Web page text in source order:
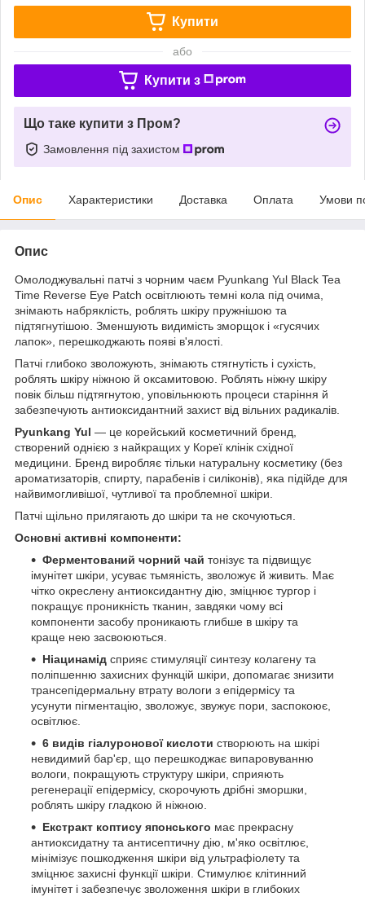
Купити
або
Купити з
Що таке купити з Пром?
Замовлення під захистом
Опис Характеристики Доставка Оплата Умови
Опис
Омолоджувальні патчі з чорним чаєм Pyunkang Yul Black Tea
Time Reverse Eye Patch освітлюють темні кола під очима,
знімають набряклість, роблять шкіру пружнішою та
підтягнутішою. Зменшують видимість зморщок і «гусячих
лапок», перешкоджають появі в'ялості.
Патчі глибоко зволожують, знімають стягнутість і сухість,
роблять шкіру ніжною й оксамитовою. Роблять ніжну шкіру
повік більш підтягнутою, уповільнюють процеси старіння й
забезпечують антиоксидантний захист від вільних радикалів.
Pyunkang Yul — це корейський косметичний бренд,
створений однією з найкращих у Кореї клінік східної
медицини. Бренд виробляє тільки натуральну косметику (без
ароматизаторів, спирту, парабенів і силіконів), яка підійде для
найвимогливішої, чутливої та проблемної шкіри.
Патчі щільно прилягають до шкіри та не скочуються.
Основні активні компоненти:
Ферментований чорний чай тонізує та підвищує
імунітет шкіри, усуває тьмяність, зволожує й живить. Має
чітко окреслену антиоксидантну дію, зміцнює тургор і
покращує проникність тканин, завдяки чому всі
компоненти засобу проникають глибше в шкіру та
краще нею засвоюються.
Ніацинамід сприяє стимуляції синтезу колагену та
поліпшенню захисних функцій шкіри, допомагає знизити
трансепідермальну втрату вологи з епідермісу та
усунути пігментацію, зволожує, звужує пори, заспокоює,
освітлює.
6 видів гіалуронової кислоти створюють на шкірі
невидимий бар'єр, що перешкоджає випаровуванню
вологи, покращують структуру шкіри, сприяють
регенерації епідермісу, скорочують дрібні зморшки,
роблять шкіру гладкою й ніжною.
Екстракт коптису японського має прекрасну
антиоксидатну та антисептичну дію, м'яко освітлює,
мінімізує пошкодження шкіри від ультрафіолету та
зміцнює захисні функції шкіри. Стимулює клітинний
імунітет і забезпечує зволоження шкіри в глибоких